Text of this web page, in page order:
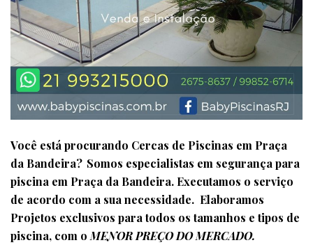
Você está procurando Cercas de Piscinas em Praça
da Bandeira? Somos especialistas em segurança para
piscina em Praça da Bandeira. Executamos o serviço
de acordo com a sua necessidade. Elaboramos
Projetos exclusivos para todos os tamanhos e tipos de
piscina, com o MENOR PREÇO DO MERCADO.